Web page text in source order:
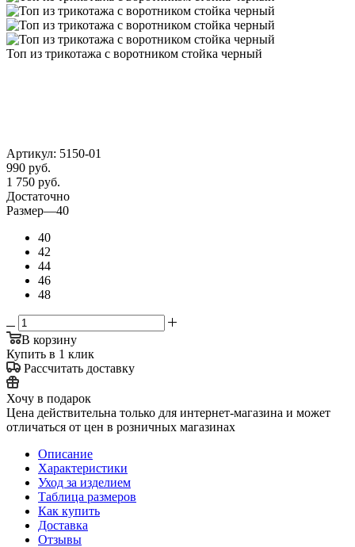
Топ из трикотажа с воротником стойка черный
Артикул: 5150-01
990 руб.
1 750 руб.
Достаточно
Размер—40
40
42
44
46
48
В корзину
Купить в 1 клик
Рассчитать доставку
Хочу в подарок
Цена действительна только для интернет-магазина и может
отличаться от цен в розничных магазинах
Описание
Характеристики
Уход за изделием
Таблица размеров
Как купить
Доставка
Отзывы